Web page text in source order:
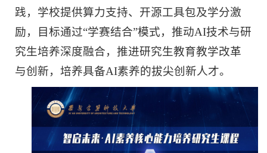
践，学校提供算力支持、开源工具包及学分激
励，目标通过“学赛结合”模式，推动AI技术与研
究生培养深度融合，推进研究生教育教学改革
与创新，培养具备AI素养的拔尖创新人才。